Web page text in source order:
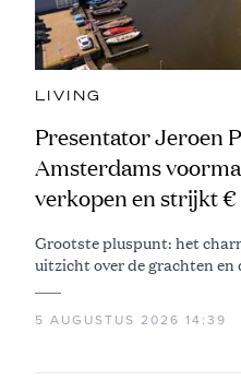
LIVING
Presentator Jeroen
Amsterdams
verkopen en strijkt
Grootste pluspunt: het
uitzicht over de grachten
5 AUGUSTUS 2026 14:39